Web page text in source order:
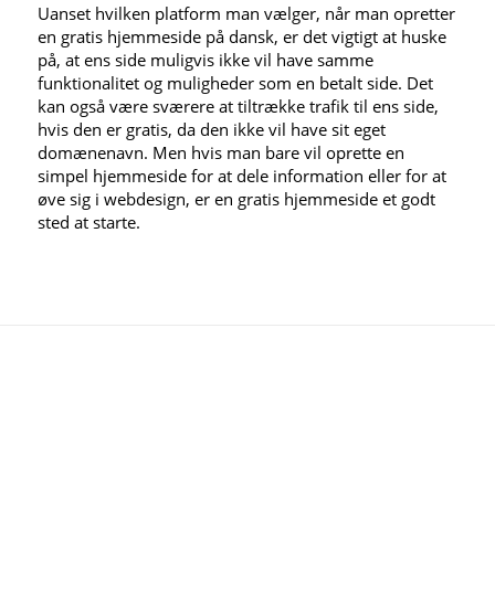
Uanset hvilken platform man vælger, når man opretter
en gratis hjemmeside på dansk, er det vigtigt at huske
på, at ens side muligvis ikke vil have samme
funktionalitet og muligheder som en betalt side. Det
kan også være sværere at tiltrække trafik til ens side,
hvis den er gratis, da den ikke vil have sit eget
domænenavn. Men hvis man bare vil oprette en
simpel hjemmeside for at dele information eller for at
øve sig i webdesign, er en gratis hjemmeside et godt
sted at starte.